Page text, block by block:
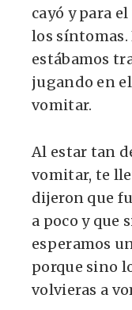
cayó y para
los síntomas.
estábamos
jugando en
vomitar.
Al estar tan
vomitar, te
dijeron que
a poco y que
esperamos
porque sino
volvieras a